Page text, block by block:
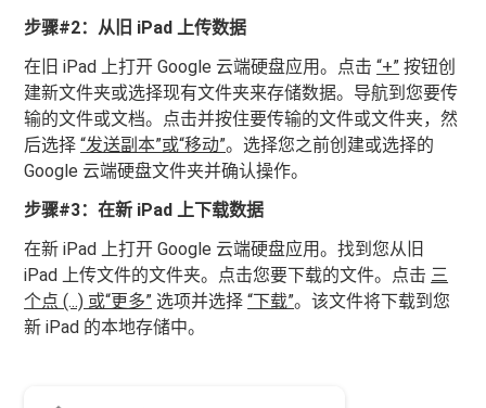
步骤#2：从旧 iPad 上传数据
在旧 iPad 上打开 Google 云端硬盘应用。点击“+” 按钮创
建新文件夹或选择现有文件夹来存储数据。导航到您要传
输的文件或文档。点击并按住要传输的文件或文件夹，然
后选择“发送副本”或“移动”。选择您之前创建或选择的
Google 云端硬盘文件夹并确认操作。
步骤#3：在新 iPad 上下载数据
在新 iPad 上打开 Google 云端硬盘应用。找到您从旧
iPad 上传文件的文件夹。点击您要下载的文件。点击 三
个点 (...) 或“更多” 选项并选择“下载”。该文件将下载到您
新 iPad 的本地存储中。